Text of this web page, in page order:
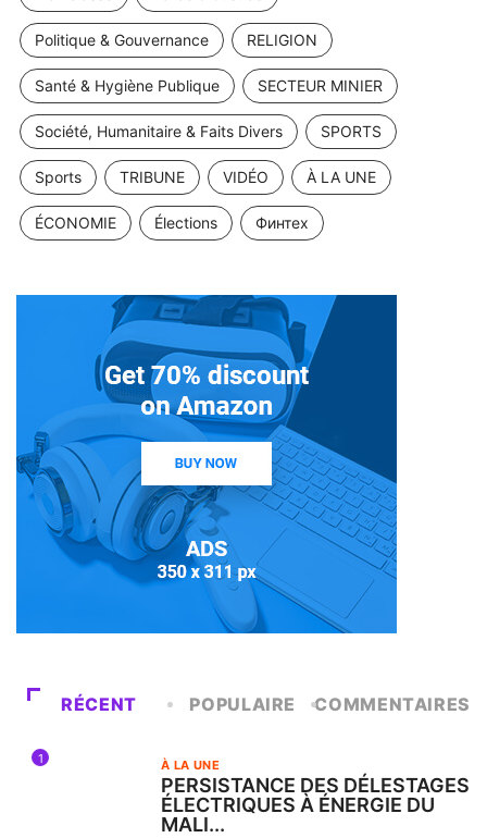
Politique & Gouvernance RELIGION
Santé & Hygiène Publique SECTEUR MINIER
Société, Humanitaire & Faits Divers SPORTS
Sports TRIBUNE VIDÉO À LA UNE
ÉCONOMIE Élections Финтех
RÉCENT POPULAIRE COMMENTAIRES
1 À LA UNE
PERSISTANCE DES DÉLESTAGES
ÉLECTRIQUES À ÉNERGIE DU
MALI...